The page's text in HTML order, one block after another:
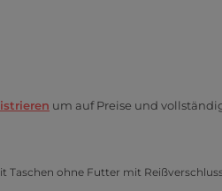
um auf Preise und
Taschen ohne Futter mit